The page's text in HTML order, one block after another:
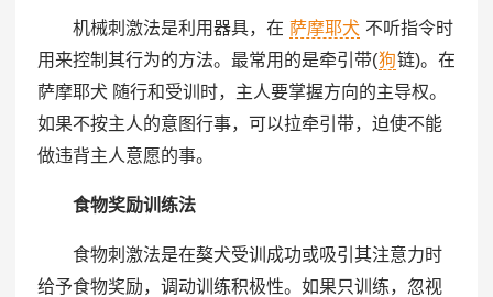
机械刺激法是利用器具，在 萨摩耶犬 不听指令时
用来控制其行为的方法。最常用的是牵引带(狗链)。在
萨摩耶犬 随行和受训时，主人要掌握方向的主导权。
如果不按主人的意图行事，可以拉牵引带，迫使不能
做违背主人意愿的事。
食物奖励训练法
食物刺激法是在獒犬受训成功或吸引其注意力时
给予食物奖励，调动训练积极性。如果只训练，忽视